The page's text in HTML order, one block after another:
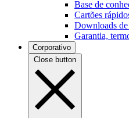
Base de
Cartões
Downloads
Garantia,
Corporativo
Close button